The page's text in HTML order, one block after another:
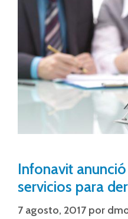
Infonavit
servicios para
7 agosto, 2017 por